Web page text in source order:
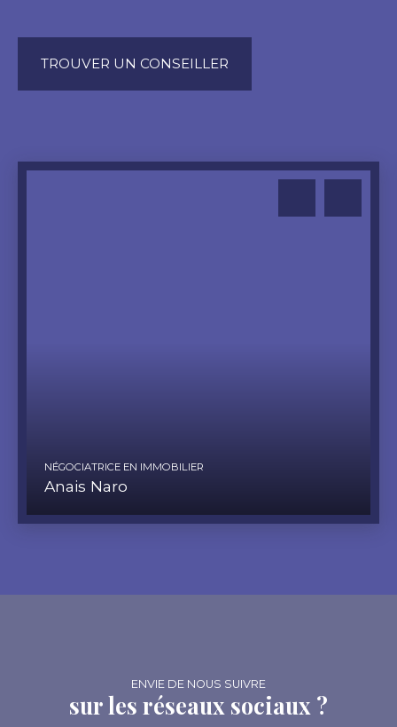
TROUVER UN CONSEILLER
NÉGOCIATRICE EN IMMOBILIER
Anais Naro
ENVIE DE NOUS SUIVRE
sur les réseaux sociaux ?